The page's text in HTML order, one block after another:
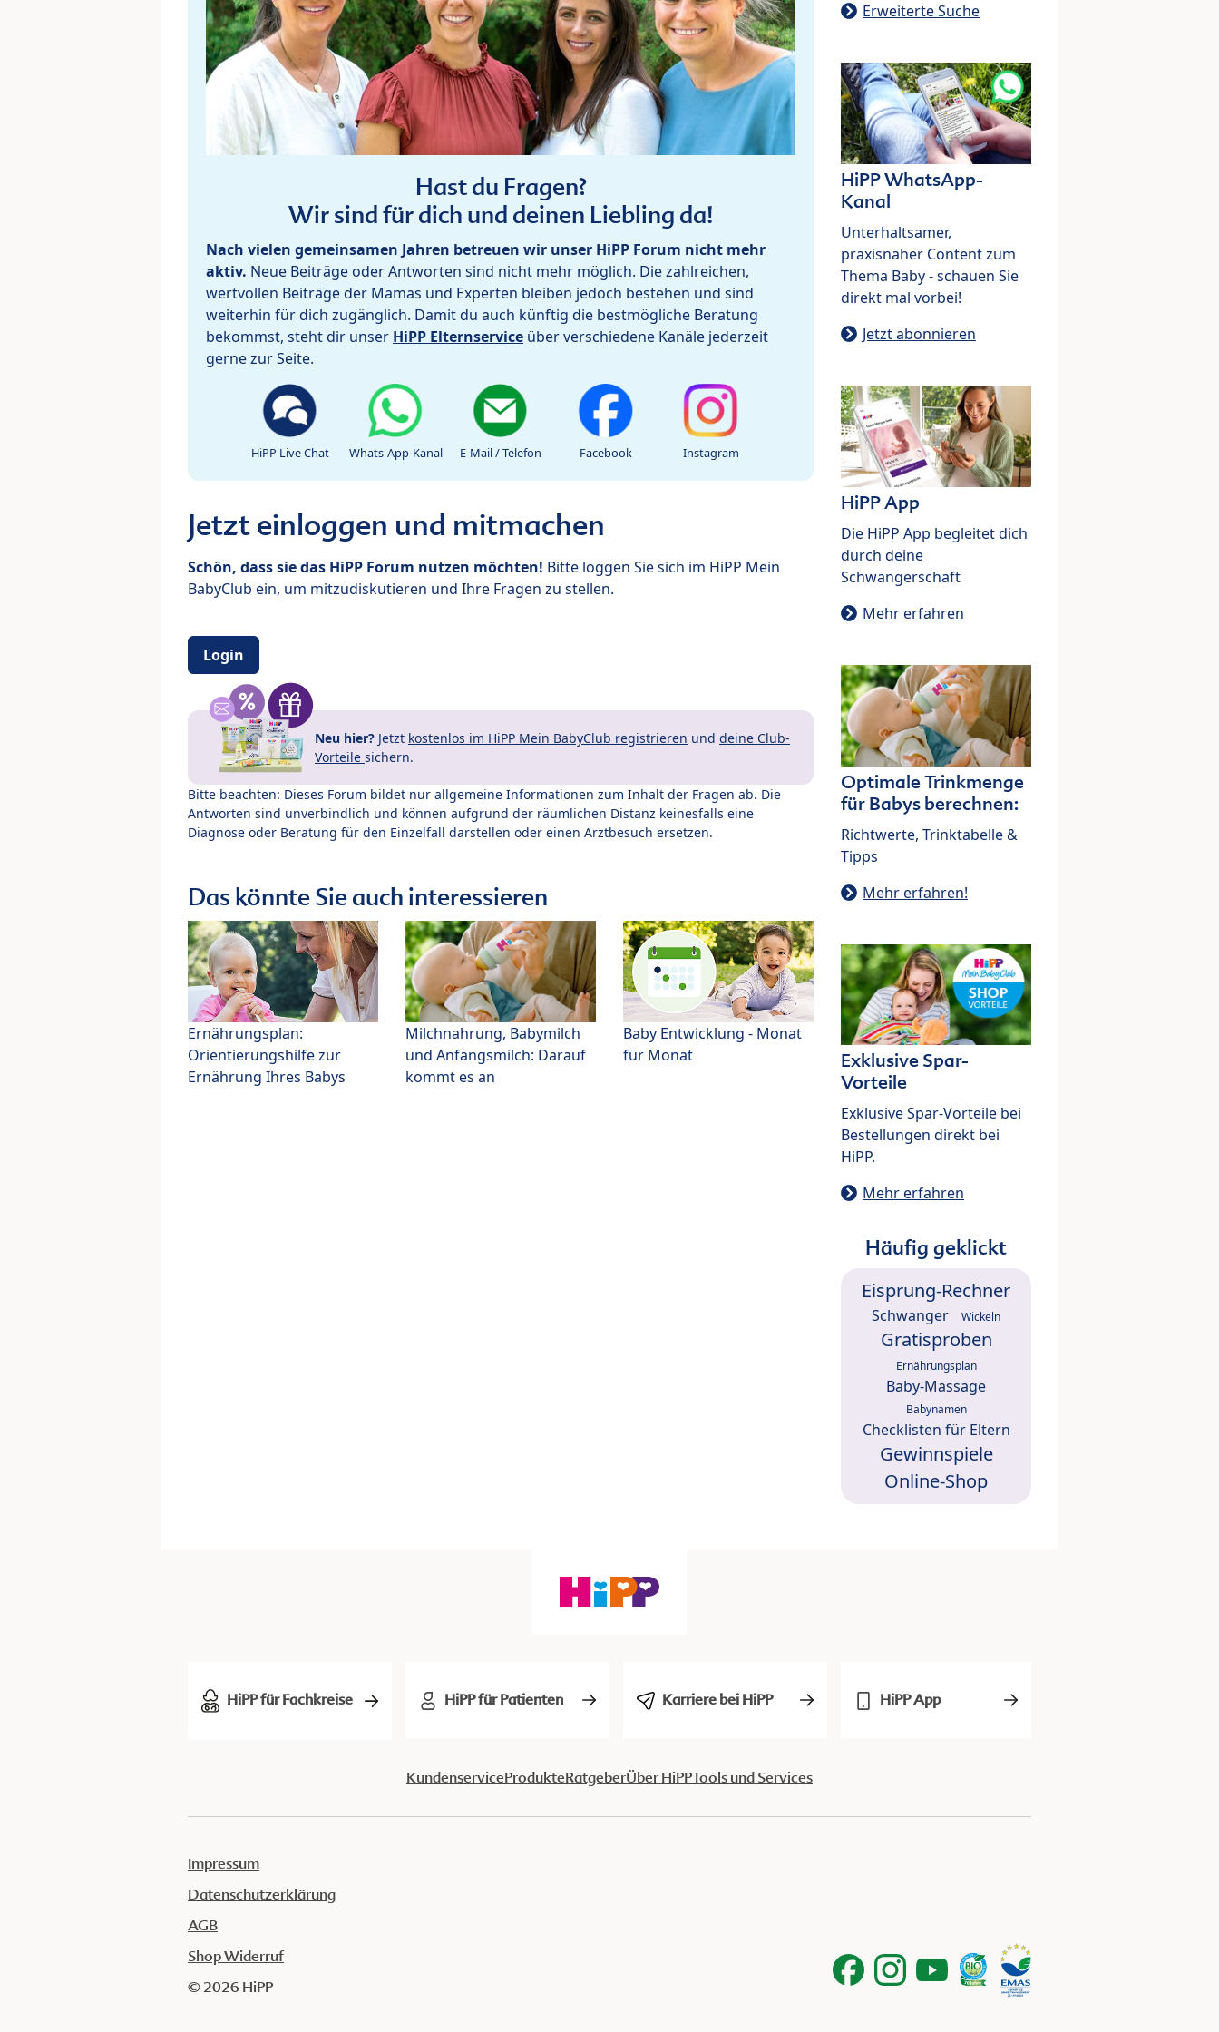
Hast du Fragen?
Wir sind für dich und deinen Liebling da!
Nach vielen gemeinsamen Jahren betreuen wir unser HiPP Forum nicht mehr
aktiv. Neue Beiträge oder Antworten sind nicht mehr möglich. Die zahlreichen,
wertvollen Beiträge der Mamas und Experten bleiben jedoch bestehen und sind
weiterhin für dich zugänglich. Damit du auch künftig die bestmögliche Beratung
bekommst, steht dir unser HiPP Elternservice über verschiedene Kanäle jederzeit
gerne zur Seite.
HiPP Live Chat Whats-App-Kanal E-Mail / Telefon Facebook Instagram
Jetzt einloggen und mitmachen
Schön, dass sie das HiPP Forum nutzen möchten! Bitte loggen Sie sich im HiPP Mein
BabyClub ein, um mitzudiskutieren und Ihre Fragen zu stellen.
Login
Neu hier? Jetzt kostenlos im HiPP Mein BabyClub registrieren und deine Club-
Vorteile sichern.
Bitte beachten: Dieses Forum bildet nur allgemeine Informationen zum Inhalt der Fragen ab. Die
Antworten sind unverbindlich und können aufgrund der räumlichen Distanz keinesfalls eine
Diagnose oder Beratung für den Einzelfall darstellen oder einen Arztbesuch ersetzen.
Das könnte Sie auch interessieren
Ernährungsplan:
Orientierungshilfe zur
Ernährung Ihres Babys
Milchnahrung, Babymilch
und Anfangsmilch: Darauf
kommt es an
Baby Entwicklung - Monat
für Monat
Erweiterte Suche
HiPP WhatsApp-
Kanal
Unterhaltsamer,
praxisnaher Content zum
Thema Baby - schauen Sie
direkt mal vorbei!
Jetzt abonnieren
HiPP App
Die HiPP App begleitet dich
durch deine
Schwangerschaft
Mehr erfahren
Optimale Trinkmenge
für Babys berechnen:
Richtwerte, Trinktabelle &
Tipps
Mehr erfahren!
Exklusive Spar-
Vorteile
Exklusive Spar-Vorteile bei
Bestellungen direkt bei
HiPP.
Mehr erfahren
Häufig geklickt
Eisprung-Rechner
Schwanger Wickeln
Gratisproben
Ernährungsplan
Baby-Massage
Babynamen
Checklisten für Eltern
Gewinnspiele
Online-Shop
HiPP für Fachkreise HiPP für Patienten Karriere bei HiPP HiPP App
KundenserviceProdukteRatgeberÜber HiPPTools und Services
Impressum
Datenschutzerklärung
AGB
Shop Widerruf
© 2026 HiPP